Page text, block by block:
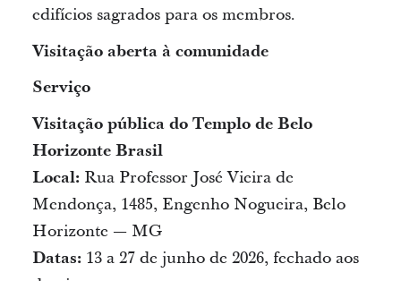
edifícios sagrados para os membros.
Visitação aberta à comunidade
Serviço
Visitação pública do Templo de Belo
Horizonte Brasil
Local:Rua Professor José Vieira de
Mendonça, 1485, Engenho Nogueira, Belo
Horizonte — MG
Datas:13 a 27 de junho de 2026, fechado aos